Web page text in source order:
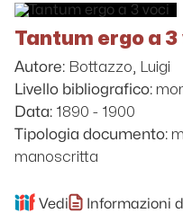
Tantum ergo a 3
Autore: Bottazzo, Luigi
Livello bibliografico:
Data: 1890 - 1900
Tipologia documento:
manoscritta
Vedi Informazioni